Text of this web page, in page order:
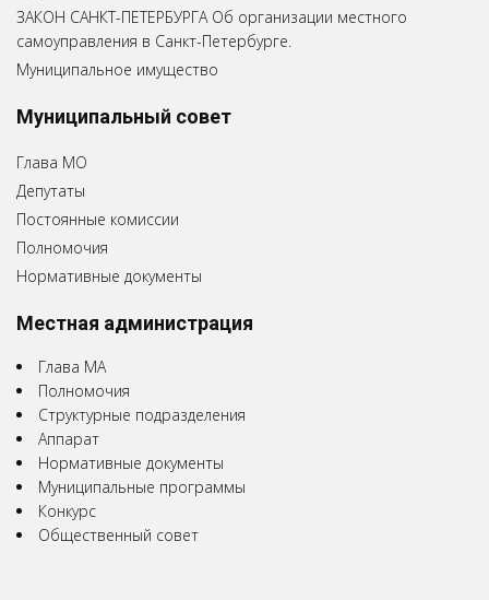
ЗАКОН САНКТ-ПЕТЕРБУРГА Об организации местного
самоуправления в Санкт-Петербурге.
Муниципальное имущество
Муниципальный совет
Глава МО
Депутаты
Постоянные комиссии
Полномочия
Нормативные документы
Местная администрация
Глава МА
Полномочия
Структурные подразделения
Аппарат
Нормативные документы
Муниципальные программы
Конкурс
Общественный совет